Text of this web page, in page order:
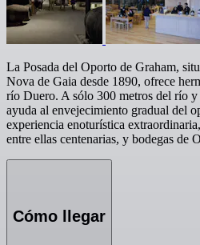
La Posada del Oporto de Graham,
Nova de Gaia desde 1890, ofrece
río Duero. A sólo 300 metros del río
ayuda al envejecimiento gradual del
experiencia enoturística
entre ellas centenarias, y bodegas de
Cómo llegar